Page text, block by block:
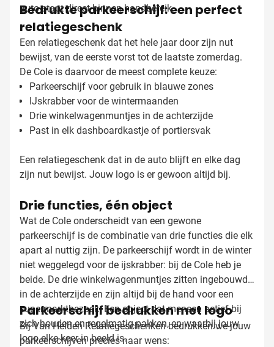
auto stapt direct binnen handbereik.
Bedrukte parkeerschijf: een perfect
relatiegeschenk
Een relatiegeschenk dat het hele jaar door zijn nut
bewijst, van de eerste vorst tot de laatste zomerdag.
De Cole is daarvoor de meest complete keuze:
Parkeerschijf voor gebruik in blauwe zones
IJskrabber voor de wintermaanden
Drie winkelwagenmuntjes in de achterzijde
Past in elk dashboardkastje of portiersvak
Een relatiegeschenk dat in de auto blijft en elke dag
zijn nut bewijst. Jouw logo is er gewoon altijd bij.
Drie functies, één object
Wat de Cole onderscheidt van een gewone
parkeerschijf is de combinatie van drie functies die elk
apart al nuttig zijn. De parkeerschijf wordt in de winter
niet weggelegd voor de ijskrabber: bij de Cole heb je
beide. De drie winkelwagenmuntjes zitten ingebouwd
in de achterzijde en zijn altijd bij de hand voor een
supermarktbezoek. Een object dat mensen actief bij
zich houden en regelmatig pakken, en waarbij jouw
logo elke keer in beeld is.
Parkeerschijf bedrukken met logo
Bij Van Helden Relatiegeschenken bedrukken we jouw
parkeerschijven precies naar wens: